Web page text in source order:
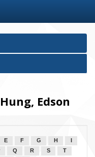
Edson
E F G H
Q R S
T